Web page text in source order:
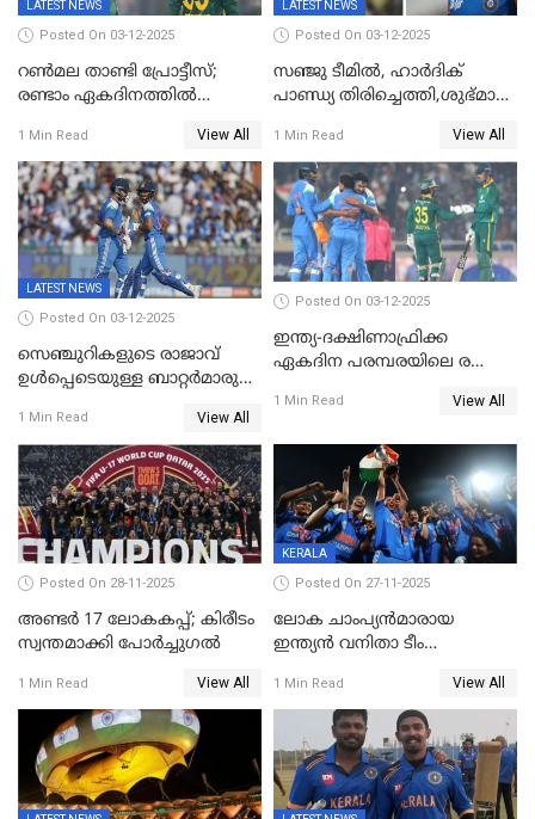
LATEST NEWS
Posted On 03-12-2025
റണ്‍മല താണ്ടി പ്രോട്ടീസ്;
രണ്ടാം ഏകദിനത്തില്‍
ഒപ്പത്തിനൊപ്പം
1 Min Read View All
LATEST NEWS
Posted On 03-12-2025
സഞ്ജു ടീമില്‍, ഹാര്‍ദിക്
പാണ്ഡ്യ തിരിച്ചെത്തി,​ശുഭ്മാൻ
ഇല്ല;
ദക്ഷിണാഫ്രിക്കയ്‌ക്കെതിരായ
ടി20 പരമ്പരയ്ക്കുള്ള ഇന്ത്യന്‍
ടീമിനെ പ്രഖ്യാപിച്ചു
1 Min Read View All
LATEST NEWS
Posted On 03-12-2025
സെഞ്ചുറികളുടെ രാജാവ്
ഉൾപ്പെടെയുള്ള ബാറ്റർമാരുടെ
ഇന്ത്യയ്ക്ക് 358 റൺസ്
1 Min Read View All
Posted On 03-12-2025
ഇന്ത്യ-ദക്ഷിണാഫ്രിക്ക
ഏകദിന പരമ്പരയിലെ രണ്ടാം
1 Min Read View All
Posted On 28-11-2025
അണ്ടര്‍ 17 ലോകകപ്പ്; കിരീടം
സ്വന്തമാക്കി പോര്‍ച്ചുഗല്‍
1 Min Read View All
KERALA
Posted On 27-11-2025
ലോക ചാംപ്യൻമാരായ
ഇന്ത്യൻ വനിതാ ടീം
മത്സരങ്ങൾ ​ഗ്രീൻഫീൽഡിൽ
1 Min Read View All